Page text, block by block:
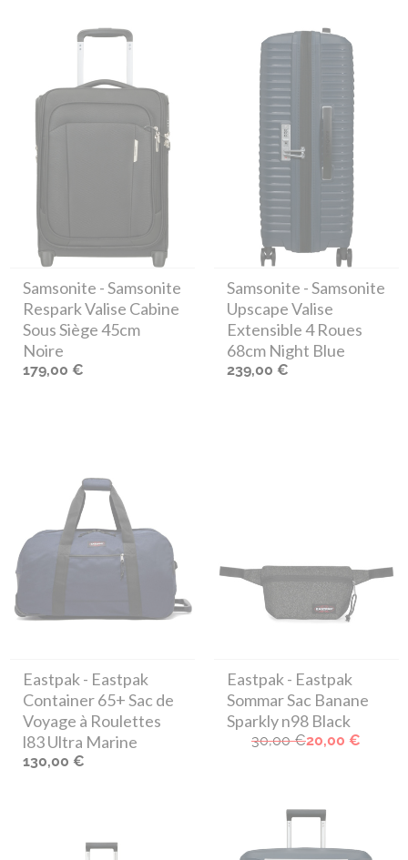
Samsonite - Samsonite
Respark Valise Cabine
Sous Siège 45cm
Noire
179,00 €
Samsonite - Samsonite
Upscape Valise
Extensible 4 Roues
68cm Night Blue
239,00 €
Eastpak - Eastpak
Container 65+ Sac de
Voyage à Roulettes
l83 Ultra Marine
130,00 €
Eastpak - Eastpak
Sommar Sac Banane
Sparkly n98 Black
30,00 €20,00 €